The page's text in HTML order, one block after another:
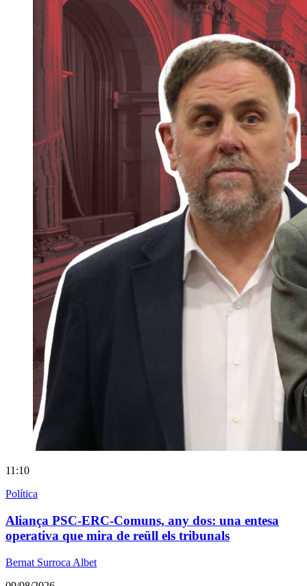
11:10
Política
Aliança PSC-ERC-Comuns, any dos: una entesa
operativa que mira de reüll els tribunals
Bernat Surroca Albet